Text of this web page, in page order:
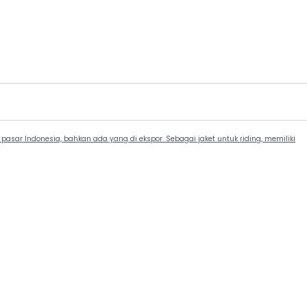
Indonesia, bahkan ada yang di ekspor. Sebagai jaket untuk riding, memiliki